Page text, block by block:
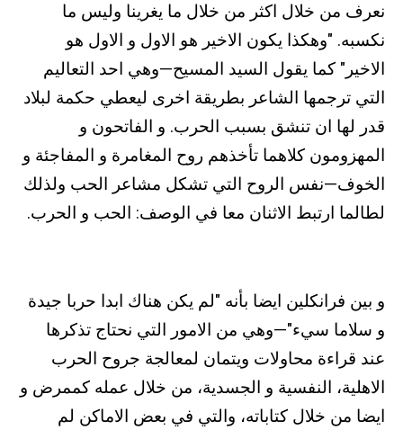
نعرف من خلال اكثر من خلال ما يغرينا وليس ما
نكسبه. "وهكذا يكون الاخير هو الاول و الاول هو
الاخير" كما يقول السيد المسيح—وهي احد التعاليم
التي ترجمها الشاعر بطريقة اخرى ليعطي حكمة لبلاد
قدر لها ان تنشق بسبب الحرب. و الفاتحون و
المهزومون كلاهما تأخذهم روح المغامرة و المفاجئة و
الخوف—نفس الروح التي تشكل مشاعر الحب ولذلك
لطالما ارتبط الاثنان معا في الوصف: الحب و الحرب.
و بين فرانكلين ايضا بأنه "لم يكن هناك ابدا حربا جيدة
و سلاما سيء"—وهي من الامور التي نحتاج تذكرها
عند قراءة محاولات ويتمان لمعالجة جروح الحرب
الاهلية، النفسية و الجسدية، من خلال عمله كممرض و
ايضا من خلال كتاباته، والتي في بعض الاماكن لم